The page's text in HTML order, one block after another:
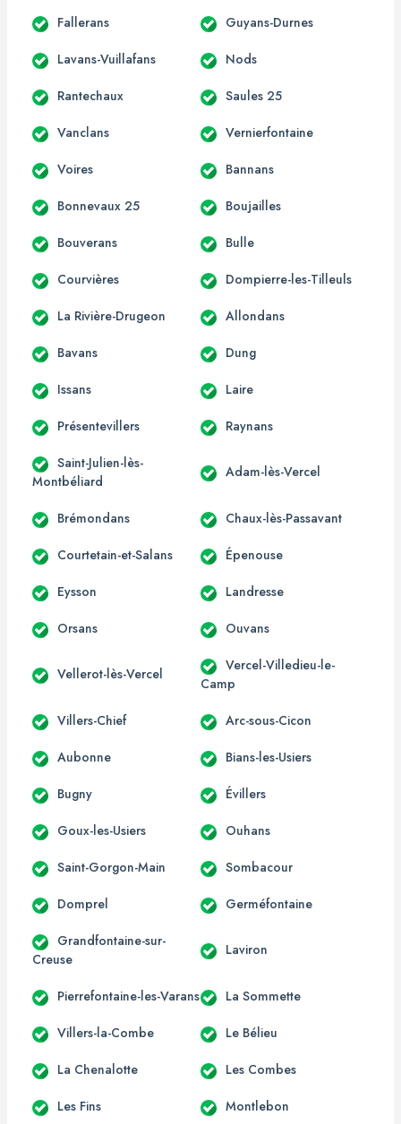
Fallerans Guyans-Durnes
Lavans-Vuillafans Nods
Rantechaux Saules 25
Vanclans Vernierfontaine
Voires Bannans
Bonnevaux 25 Boujailles
Bouverans Bulle
Courvières Dompierre-les-Tilleuls
La Rivière-Drugeon Allondans
Bavans Dung
Issans Laire
Présentevillers Raynans
Saint-Julien-lès-
Montbéliard
Adam-lès-Vercel
Brémondans Chaux-lès-Passavant
Courtetain-et-Salans Épenouse
Eysson Landresse
Orsans Ouvans
Vellerot-lès-Vercel
Vercel-Villedieu-le-
Camp
Villers-Chief Arc-sous-Cicon
Aubonne Bians-les-Usiers
Bugny Évillers
Goux-les-Usiers Ouhans
Saint-Gorgon-Main Sombacour
Domprel Germéfontaine
Grandfontaine-sur-
Creuse
Laviron
Pierrefontaine-les-Varans La Sommette
Villers-la-Combe Le Bélieu
La Chenalotte Les Combes
Les Fins Montlebon